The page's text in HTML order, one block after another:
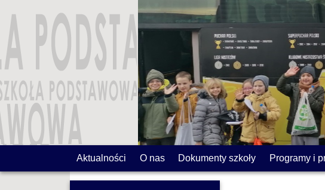
Aktualności O nas Dokumenty szkoły Programy i